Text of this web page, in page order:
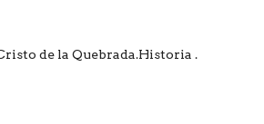
de la Quebrada.Historia .